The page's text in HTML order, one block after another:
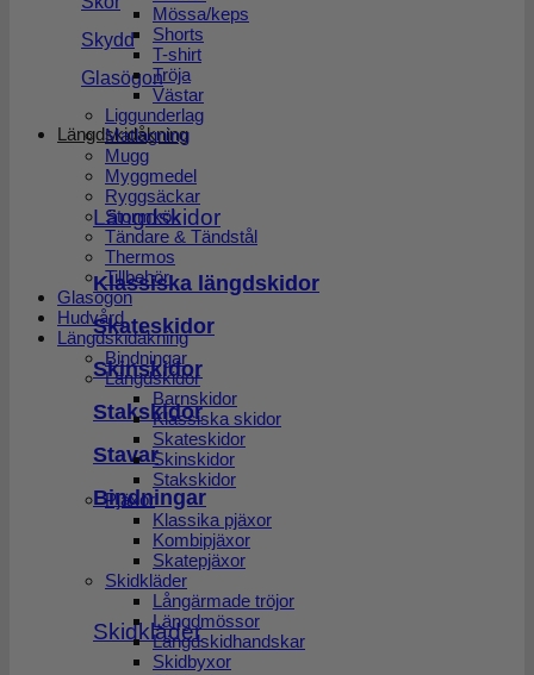
Skydd
Glasögon
Längdskidåkning
Längdskidor
Klassiska längdskidor
Skateskidor
Skinskidor
Stakskidor
Stavar
Bindningar
Skidkläder
Mössa/keps
Shorts
T-shirt
Tröja
Västar
Liggunderlag
Matlagning
Mugg
Myggmedel
Ryggsäckar
Stormkök
Tändare & Tändstål
Thermos
Tillbehör
Glasögon
Hudvård
Längdskidåkning
Bindningar
Längdskidor
Barnskidor
Klassiska skidor
Skateskidor
Skinskidor
Stakskidor
Pjäxor
Klassika pjäxor
Kombipjäxor
Skatepjäxor
Skidkläder
Långärmade tröjor
Längdmössor
Längdskidhandskar
Skidbyxor